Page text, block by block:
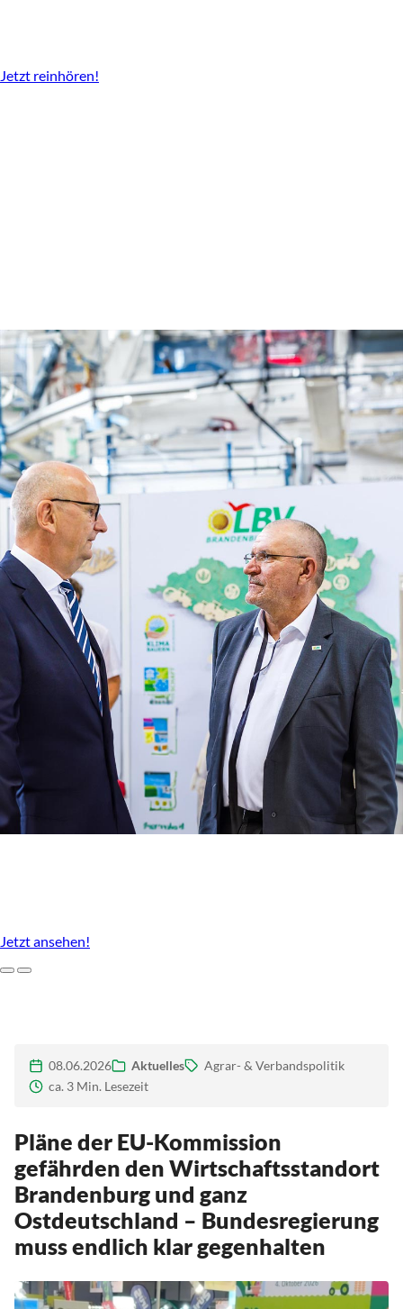
Jetzt reinhören!
Jetzt ansehen!
ZurückWeiter
08.06.2026 Aktuelles
Agrar- & Verbandspolitik
ca. 3 Min. Lesezeit
Pläne der EU-Kommission
gefährden den Wirtschaftsstandort
Brandenburg und ganz
Ostdeutschland – Bundesregierung
muss endlich klar gegenhalten